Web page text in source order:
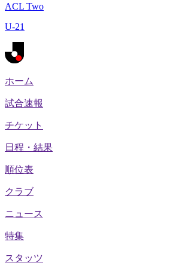
ACL Two
U-21
ホーム
試合速報
チケット
日程・結果
順位表
クラブ
ニュース
特集
スタッツ